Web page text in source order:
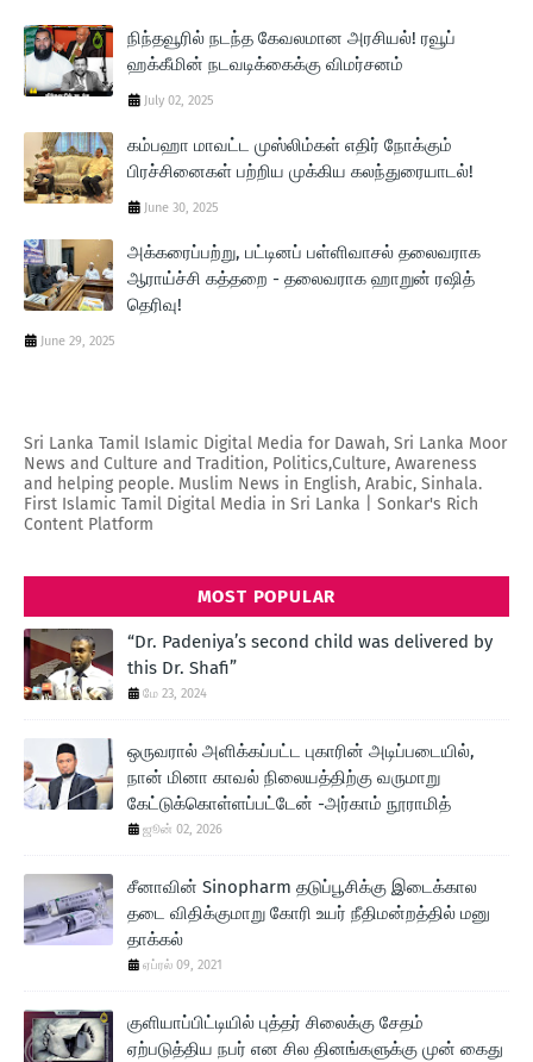
நிந்தவூரில் நடந்த கேவலமான அரசியல்! ரவூப்
ஹக்கீமின் நடவடிக்கைக்கு விமர்சனம்
July 02, 2025
கம்பஹா மாவட்ட முஸ்லிம்கள் எதிர் நோக்கும்
பிரச்சினைகள் பற்றிய முக்கிய கலந்துரையாடல்!
June 30, 2025
அக்கரைப்பற்று, பட்டினப் பள்ளிவாசல் தலைவராக
ஆராய்ச்சி கத்தறை - தலைவராக ஹாறுன் ரஷித்
தெரிவு!
June 29, 2025
Sri Lanka Tamil Islamic Digital Media for Dawah, Sri Lanka Moor
News and Culture and Tradition, Politics,Culture, Awareness
and helping people. Muslim News in English, Arabic, Sinhala.
First Islamic Tamil Digital Media in Sri Lanka | Sonkar's Rich
Content Platform
MOST POPULAR
“Dr. Padeniya’s second child was delivered by
this Dr. Shafi”
மே 23, 2024
ஒருவரால் அளிக்கப்பட்ட புகாரின் அடிப்படையில்,
நான் மினா காவல் நிலையத்திற்கு வருமாறு
கேட்டுக்கொள்ளப்பட்டேன் -அர்காம் நூராமித்
ஜூன் 02, 2026
சீனாவின் Sinopharm தடுப்பூசிக்கு இடைக்கால
தடை விதிக்குமாறு கோரி உயர் நீதிமன்றத்தில் மனு
தாக்கல்
ஏப்ரல் 09, 2021
குளியாப்பிட்டியில் புத்தர் சிலைக்கு சேதம்
ஏற்படுத்திய நபர் என சில தினங்களுக்கு முன் கைது